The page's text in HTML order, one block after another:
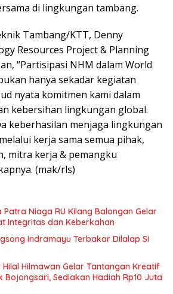
di lingkungan tambang.
Tambang/KTT, Denny
Resources Project & Planning
“Partisipasi NHM dalam World
hanya sekadar kegiatan
nyata komitmen kami dalam
kebersihan lingkungan global.
keberhasilan menjaga lingkungan
kerja sama semua pihak,
mitra kerja & pemangku
(mak/rls)
Patra Niaga RU Kilang Balongan Gelar
Integritas dan Keberkahan
Indramayu Terbakar Dilalap Si
Hilmawan Gelar Tantangan Kreatif
Bojongsari, Sediakan Hadiah Rp10 Juta